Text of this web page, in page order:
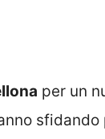
per un
sfidando